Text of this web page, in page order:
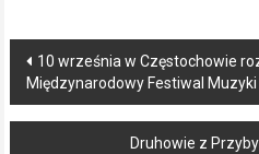
Post
navigation
10 września w Częstochowie
Międzynarodowy Festiwal
Druhowie z